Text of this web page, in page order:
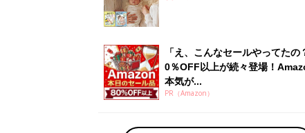
赤ちゃん・育児の人気テーマ